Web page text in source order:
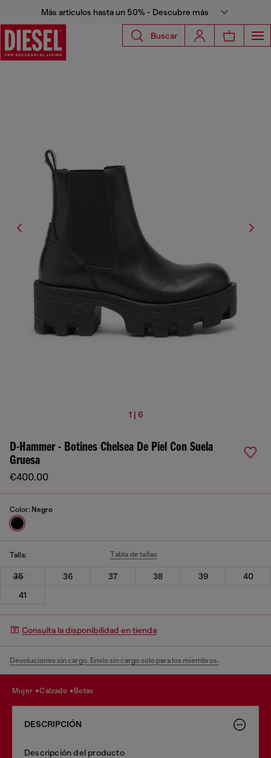
Más artículos hasta un 50% - Descubre más
Buscar
1 | 6
D-Hammer - Botines Chelsea De Piel Con Suela
Gruesa
€400.00
Color: Negro
Talla: Tabla de tallas
35 36 37 38 39
40
41
Consulta la disponibilidad en tienda
Devoluciones sin cargo. Envío sin cargo solo para los miembros.
mujer calzado botas
DESCRIPCIÓN
Descripción del producto